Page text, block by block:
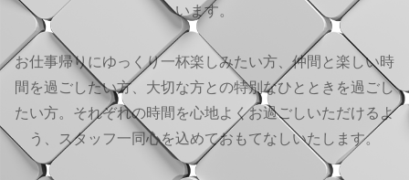
います。
お仕事帰りにゆっくり一杯楽しみたい方、仲間と楽しい時
間を過ごしたい方、大切な方との特別なひとときを過ごし
たい方。それぞれの時間を心地よくお過ごしいただけるよ
う、スタッフ一同心を込めておもてなしいたします。